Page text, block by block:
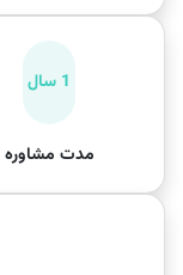
1 سال
مدت مشاوره